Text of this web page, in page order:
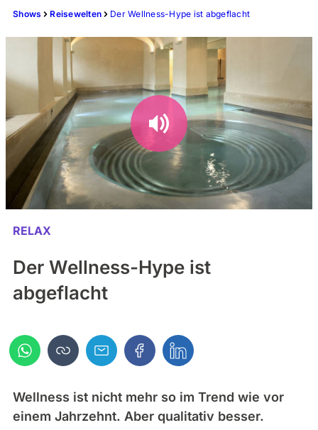
Shows Reisewelten Der Wellness-Hype ist abgeflacht
RELAX
Der Wellness-Hype ist
abgeflacht
Wellness ist nicht mehr so im Trend wie vor
einem Jahrzehnt. Aber qualitativ besser.